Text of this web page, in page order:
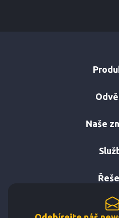
Naše